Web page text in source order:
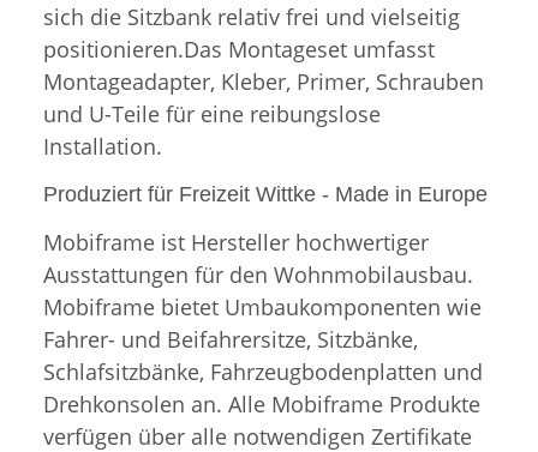
sich die Sitzbank relativ frei und vielseitig
positionieren.Das Montageset umfasst
Montageadapter, Kleber, Primer, Schrauben
und U-Teile für eine reibungslose
Installation.
Produziert für Freizeit Wittke - Made in Europe
Mobiframe ist Hersteller hochwertiger
Ausstattungen für den Wohnmobilausbau.
Mobiframe bietet Umbaukomponenten wie
Fahrer- und Beifahrersitze, Sitzbänke,
Schlafsitzbänke, Fahrzeugbodenplatten und
Drehkonsolen an. Alle Mobiframe Produkte
verfügen über alle notwendigen Zertifikate